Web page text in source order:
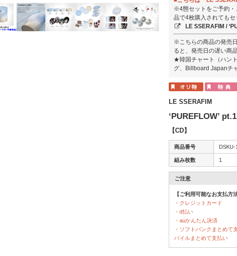
※4態セットをご予約・
品で4枚購入されてもセ
LE SSERAFIM /
※こちらの商品の発売
ると、発売日の遅い商
★韓国チャート（ハン
グ、Billboard Japanチ
LE SSERAFIM
‘PUREFLOW’
【CD】
商品番号 DSKU-
組み枚数 1
ご注意
【ご利用可能なお支払方法
・クレジットカード
・d払い
・auかんたん決済
・ソフトバンクまとめて
バイルまとめて支払い